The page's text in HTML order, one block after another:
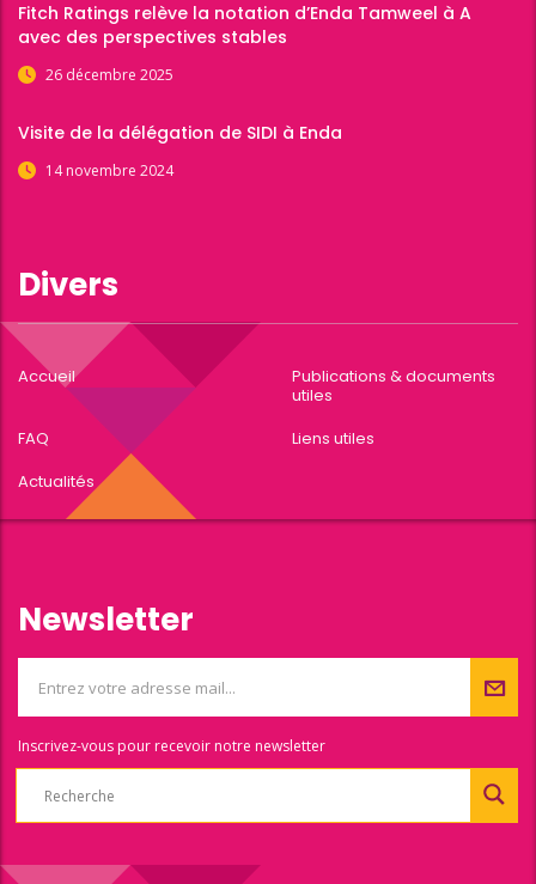
Fitch Ratings relève la notation d’Enda Tamweel à A
avec des perspectives stables
26 décembre 2025
Visite de la délégation de SIDI à Enda
14 novembre 2024
Divers
Accueil
Publications & documents
utiles
FAQ
Liens utiles
Actualités
Newsletter
Inscrivez-vous pour recevoir notre newsletter